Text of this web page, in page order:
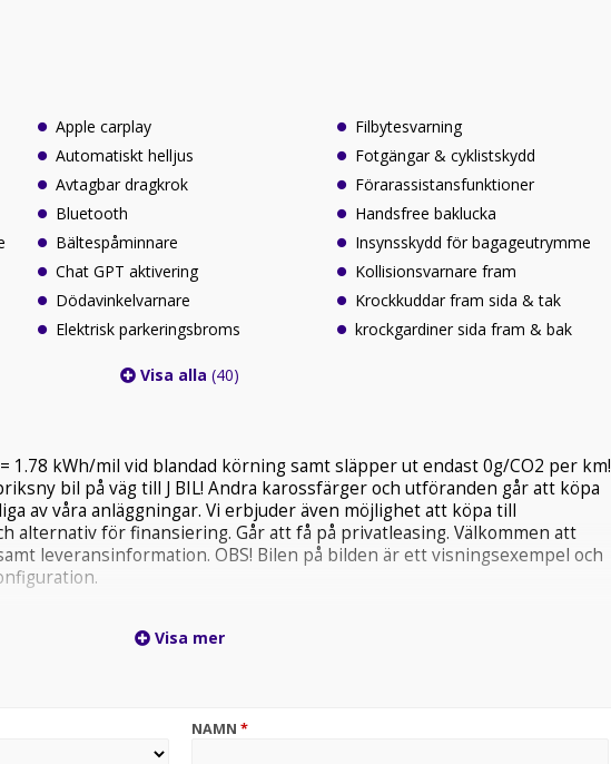
Apple carplay
Automatiskt helljus
Avtagbar dragkrok
Bluetooth
Bältespåminnare
Chat GPT aktivering
Dödavinkelvarnare
Elektrisk parkeringsbroms
Filbytesvarning
Fotgängar & cyklistskydd
Förarassistansfunktioner
Handsfree baklucka
Insynsskydd för bagageutrymme
Kollisionsvarnare fram
Krockkuddar fram sida & tak
krockgardiner sida fram & bak
Visa alla(40)
kWh/mil vid blandad körning samt släpper ut endast 0g/CO2 per km!
bil på väg till J BIL! Andra karossfärger och utföranden går att köpa
av våra anläggningar. Vi erbjuder även möjlighet att köpa till
alternativ för finansiering. Går att få på privatleasing. Välkommen att
leveransinformation. OBS! Bilen på bilden är ett visningsexempel och
Visa mer
NAMN *